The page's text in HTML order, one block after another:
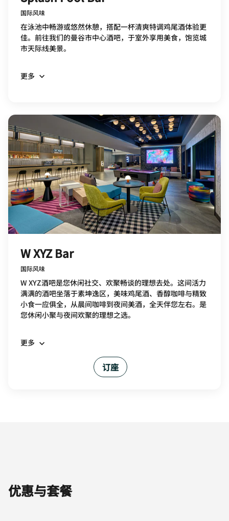
国际风味
在泳池中畅游或悠然休憩，搭配一杯清爽特调鸡尾酒体验更
佳。前往我们的曼谷市中心酒吧，于室外享用美食，饱览城
市天际线美景。
更多
W XYZ Bar
国际风味
W XYZ酒吧是您休闲社交、欢聚畅谈的理想去处。这间活力
满满的酒吧坐落于素坤逸区，美味鸡尾酒、香醇咖啡与精致
小食一应俱全，从晨间咖啡到夜间美酒，全天伴您左右。是
您休闲小聚与夜间欢聚的理想之选。
更多
订座
优惠与套餐